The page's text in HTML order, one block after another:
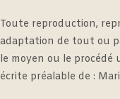
Toute reproduction,
adaptation de tout ou
le moyen ou le
écrite préalable de :